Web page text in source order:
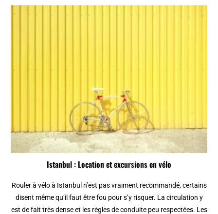
Istanbul : Location et excursions en vélo
Rouler à vélo à Istanbul n’est pas vraiment recommandé, certains
disent même qu’il faut être fou pour s’y risquer. La circulation y
est de fait très dense et les règles de conduite peu respectées. Les